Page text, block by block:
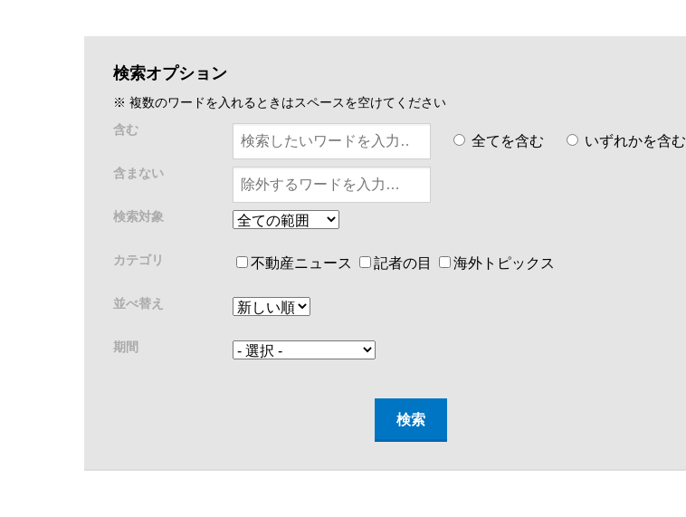
検索オプション
※ 複数のワードを入れるときはスペースを空けてください
含む
全てを含む いずれかを含む
含まない
検索対象
カテゴリ 不動産ニュース 記者の目 海外トピックス
並べ替え
期間